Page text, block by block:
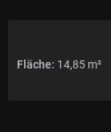
Fläche: 14,85 m²